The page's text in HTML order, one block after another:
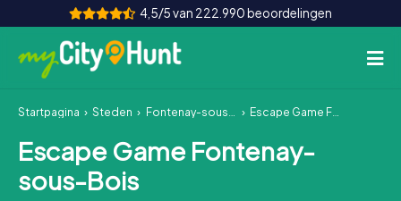
4,5/5 van 222.990 beoordelingen
Hoe het werkt
Steden
Startpagina Steden Fontenay-sous-Bois Escape Game Fontenay-sous-Bois
Escape Game Fontenay-
sous-Bois